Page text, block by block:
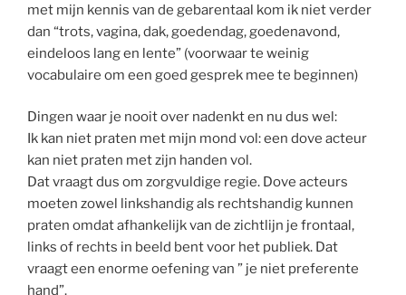
met mijn kennis van de gebarentaal kom ik niet verder
dan “trots, vagina, dak, goedendag, goedenavond,
eindeloos lang en lente” (voorwaar te weinig
vocabulaire om een goed gesprek mee te beginnen)
Dingen waar je nooit over nadenkt en nu dus wel:
Ik kan niet praten met mijn mond vol: een dove acteur
kan niet praten met zijn handen vol.
Dat vraagt dus om zorgvuldige regie. Dove acteurs
moeten zowel linkshandig als rechtshandig kunnen
praten omdat afhankelijk van de zichtlijn je frontaal,
links of rechts in beeld bent voor het publiek. Dat
vraagt een enorme oefening van ” je niet preferente
hand”.